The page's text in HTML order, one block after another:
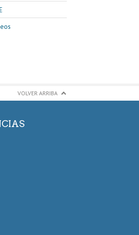
VOLVER ARRIBA